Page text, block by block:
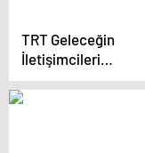
TRT Geleceğin
İletişimcileri
Yarışması’nın
sahiplerini buldu